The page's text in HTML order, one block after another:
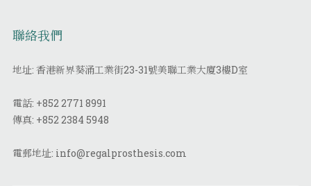
聯絡我們
地址: 香港新界葵涌工業街23-31號美聯工業大廈3樓D室
電話: +852 2771 8991
傳真: +852 2384 5948
電郵地址: info@regalprosthesis.com